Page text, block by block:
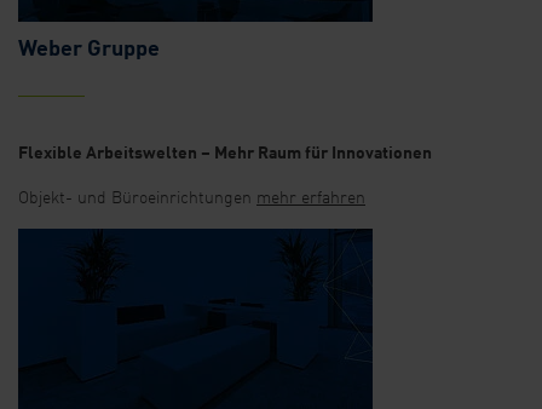
Weber Gruppe
Flexible Arbeitswelten – Mehr Raum für Innovationen
Objekt- und Büroeinrichtungen mehr erfahren